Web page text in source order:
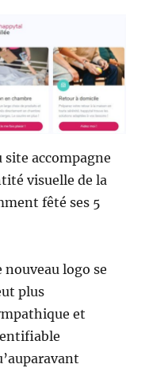
accompagne
visuelle de la
fêté ses 5
nouveau logo se
plus
et